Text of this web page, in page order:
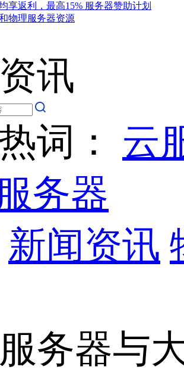
享返利，最高15% 服务器赞助计划
物理服务器资源
讯
词： 云
务器
新闻资讯
务器与